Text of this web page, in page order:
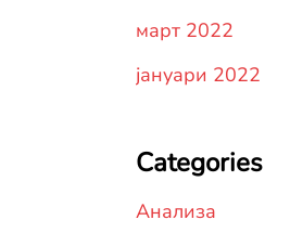
март 2022
јануари 2022
Categories
Анализа